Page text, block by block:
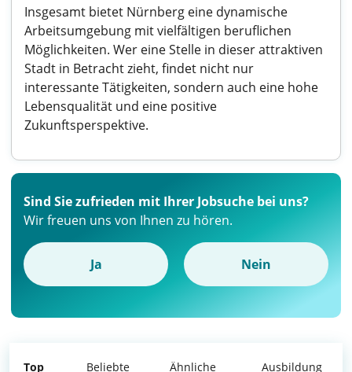
Insgesamt bietet Nürnberg eine dynamische
Arbeitsumgebung mit vielfältigen beruflichen
Möglichkeiten. Wer eine Stelle in dieser attraktiven
Stadt in Betracht zieht, findet nicht nur
interessante Tätigkeiten, sondern auch eine hohe
Lebensqualität und eine positive
Zukunftsperspektive.
Sind Sie zufrieden mit Ihrer Jobsuche bei uns?
Wir freuen uns von Ihnen zu hören.
Ja Nein
Top Beliebte Ähnliche Ausbildung